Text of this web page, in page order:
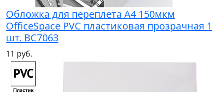
Обложка для переплета А4 150мкм
OfficeSpace PVC пластиковая прозрачная 1
шт. BC7063
11 руб.